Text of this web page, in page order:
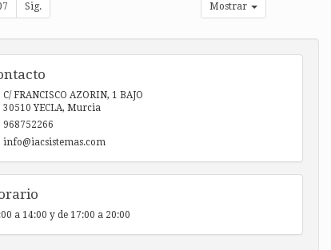
Sig. Mostrar
C/ FRANCISCO AZORIN, 1 BAJO
30510 YECLA, Murcia
968752266
info@iacsistemas.com
a 14:00 y de 17:00 a 20:00